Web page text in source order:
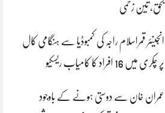
بحق، تین زخمی
انجینئر قمراسلام راجہ کی کمبوڈیا سے ہنگامی کال
پر چکری میں 16 افراد کا کامیاب ریسکیو
عمران خان سے دوستی ہونے کے باوجود